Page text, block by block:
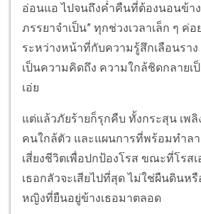
อ่อนแอ ไปจนถึงค่ำคืนที่ต้องนอนข้า
ภรรยาจำเป็น” ทุกช่วงเวลาเล็ก ๆ ค่
ระหว่างหน้าที่กับความรู้สึกเลือนรา
เป็นความคิดถึง ความใกล้ชิดกลายเ
เอ่ย
แต่แล้วภัยร้ายก็รุกคืบ ทั้งกระสุน เพลิ
คนใกล้ตัว และแผนการที่พร้อมทำล
เสี่ยงชีวิตเพื่อปกป้องโรส ขณะที่โรส
เธอกลัวจะเสียไปที่สุด ไม่ใช่ผืนดินห
หญิงที่ยืนอยู่ข้างเธอมาตลอด